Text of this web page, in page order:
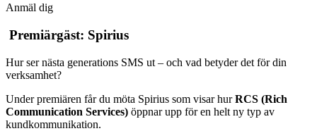
Anmäl dig
Premiärgäst: Spirius
Hur ser nästa generations SMS ut – och vad betyder det för din
verksamhet?
Under premiären får du möta Spirius som visar hurRCS (Rich
Communication Services) öppnar upp för en helt ny typ av
kundkommunikation.